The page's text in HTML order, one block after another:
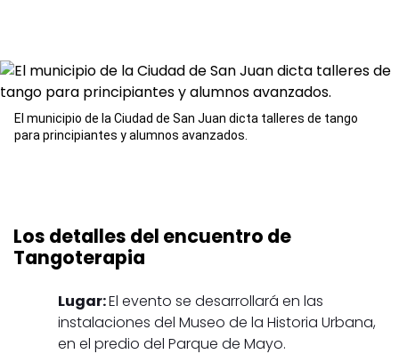
El municipio de la Ciudad de San Juan dicta talleres de tango
para principiantes y alumnos avanzados.
Los detalles del encuentro de
Tangoterapia
Lugar:El evento se desarrollará en las
instalaciones del Museo de la Historia Urbana,
en el predio del Parque de Mayo.